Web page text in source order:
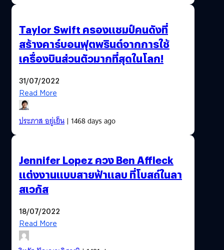
Taylor Swift ครองแชมป์คนดังที่
สร้างคาร์บอนฟุตพรินต์จากการใช้
เครื่องบินส่วนตัวมากที่สุดในโลก!
31/07/2022
Read More
ประภาส อยู่เย็น| 1468 days ago
Jennifer Lopez ควง Ben Affleck
แต่งงานแบบสายฟ้าแลบ ที่โบสถ์ในลา
สเวกัส
18/07/2022
Read More